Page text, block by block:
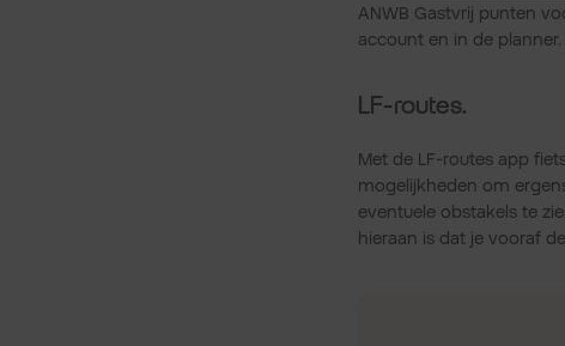
ANWB Gastvrij punten
account en in de
LF-routes.
Met de LF-routes app
mogelijkheden om
eventuele obstakels te
hieraan is dat je vooraf